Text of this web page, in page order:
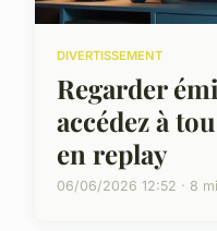
DIVERTISSEMENT
Regarder
accédez à
en replay
06/06/2026 12:52 · 8